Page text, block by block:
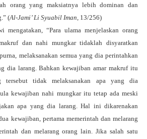
orang yang maksiatnya lebih dominan dan
(Al-Jami’ Li Syuabil Iman , 13/256)
mengatakan, “Para ulama menjelaskan orang
dan nahi mungkar tidaklah disyaratkan
melaksanakan semua yang dia perintahkan
dia larang. Bahkan kewajiban amar makruf itu
tersebut tidak melaksanakan apa yang dia
kewajiban nahi mungkar itu tetap ada meski
apa yang dia larang. Hal ini dikarenakan
kewajiban, pertama memerintah dan melarang
dan melarang orang lain. Jika salah satu